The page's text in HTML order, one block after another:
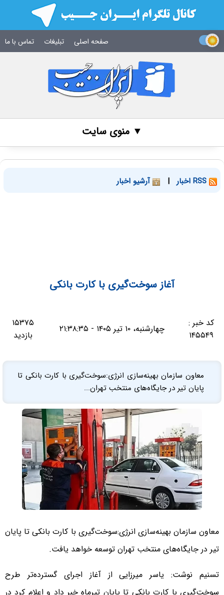
صفحه اصلی تبلیغات تماس با ما
▼ منوی سایت
| آرشیو اخبار
آغاز سوخت‌گیری با کارت بانکی
کد خبر :
۱۴۵۵۴۹
چهارشنبه، ۱۰ تیر ۱۴۰۵ - ۲۱:۳۸:۳۵
۱۵۳۷۵
بازدید
معاون سازمان بهینه‌سازی انرژی:سوخت‌گیری با کارت بانکی تا
پایان تیر در جایگاه‌های منتخب تهران...
معاون سازمان بهینه‌سازی انرژی:سوخت‌گیری با کارت بانکی تا پایان
تیر در جایگاه‌های منتخب تهران توسعه خواهد یافت.
تسنیم نوشت: یاسر میرزایی از آغاز اجرای گسترده‌تر طرح
سوخت‌گیری با کارت بانکی تا پایان تیرماه خبر داد و اعلام کرد در